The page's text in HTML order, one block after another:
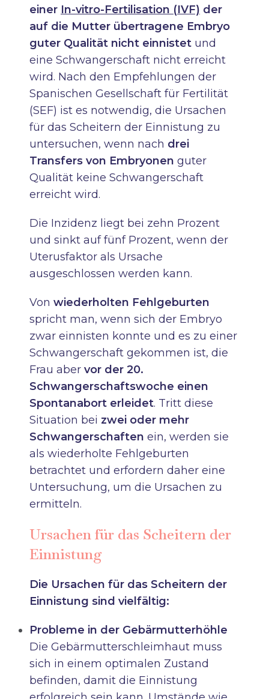
einer In-vitro-Fertilisation (IVF) der
auf die Mutter übertragene Embryo
guter Qualität nicht einnistet und
eine Schwangerschaft nicht erreicht
wird. Nach den Empfehlungen der
Spanischen Gesellschaft für Fertilität
(SEF) ist es notwendig, die Ursachen
für das Scheitern der Einnistung zu
untersuchen, wenn nach drei
Transfers von Embryonen guter
Qualität keine Schwangerschaft
erreicht wird.
Die Inzidenz liegt bei zehn Prozent
und sinkt auf fünf Prozent, wenn der
Uterusfaktor als Ursache
ausgeschlossen werden kann.
Von wiederholten Fehlgeburten
spricht man, wenn sich der Embryo
zwar einnisten konnte und es zu einer
Schwangerschaft gekommen ist, die
Frau aber vor der 20.
Schwangerschaftswoche einen
Spontanabort erleidet. Tritt diese
Situation bei zwei oder mehr
Schwangerschaften ein, werden sie
als wiederholte Fehlgeburten
betrachtet und erfordern daher eine
Untersuchung, um die Ursachen zu
ermitteln.
Ursachen für das Scheitern der
Einnistung
Die Ursachen für das Scheitern der
Einnistung sind vielfältig:
Probleme in der Gebärmutterhöhle
Die Gebärmutterschleimhaut muss
sich in einem optimalen Zustand
befinden, damit die Einnistung